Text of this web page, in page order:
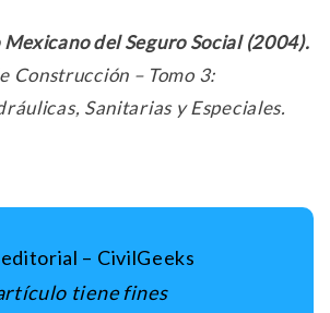
del Seguro Social (2004).
Construcción – Tomo 3:
Sanitarias y Especiales.
– CivilGeeks
tiene fines